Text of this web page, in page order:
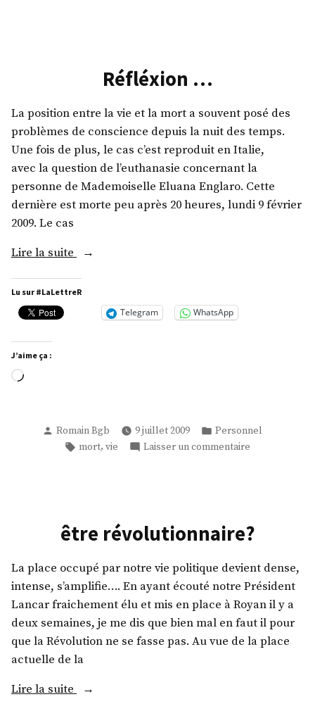
Réfléxion …
La position entre la vie et la mort a souvent posé des
problèmes de conscience depuis la nuit des temps.
Une fois de plus, le cas c’est reproduit en Italie,
avec la question de l’euthanasie concernant la
personne de Mademoiselle Eluana Englaro. Cette
dernière est morte peu après 20 heures, lundi 9 février
2009. Le cas
Lire la suite « Réfléxion
Lu sur #LaLettreR
Telegram WhatsApp
J’aime ça :
Chargement…
Publié
par
Romain Bgb 9 juillet 2009
Publié
dans
Personnel
Étiquettes :
mort, vie Laisser un commentaire
être révolutionnaire?
La place occupé par notre vie politique devient dense,
intense, s’amplifie…. En ayant écouté notre Président
Lancar fraichement élu et mis en place à Royan il y a
deux semaines, je me dis que bien mal en faut il pour
que la Révolution ne se fasse pas. Au vue de la place
actuelle de la
Lire la suite
« être